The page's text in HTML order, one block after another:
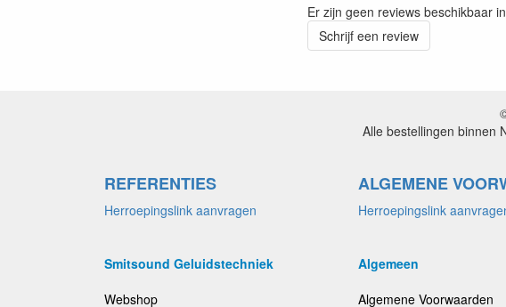
Er zijn geen reviews beschikbaar
Schrijf een review
Alle bestellingen binnen
REFERENTIES
Herroepingslink aanvragen
ALGEMENE
Herroepingslink
Smitsound Geluidstechniek
Webshop
Algemeen
Algemene Voorwaarden